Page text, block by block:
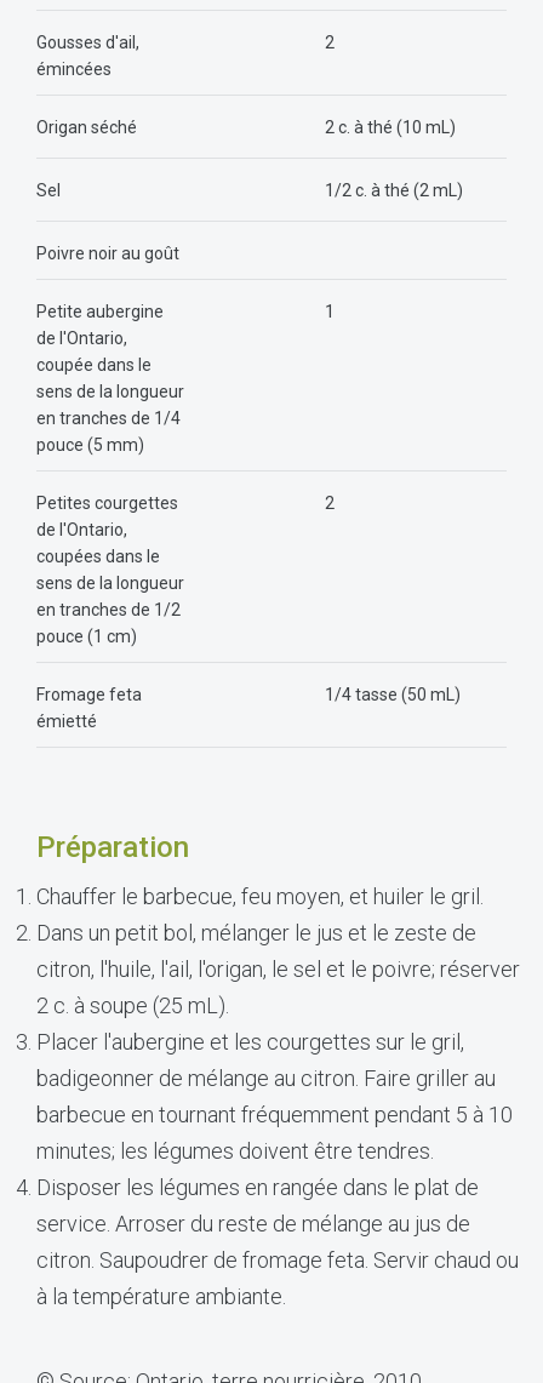
Gousses d'ail,
émincées
2
Origan séché 2 c. à thé (10 mL)
Sel 1/2 c. à thé (2 mL)
Poivre noir au goût
Petite aubergine
de l'Ontario,
coupée dans le
sens de la longueur
en tranches de 1/4
pouce (5 mm)
1
Petites courgettes
de l'Ontario,
coupées dans le
sens de la longueur
en tranches de 1/2
pouce (1 cm)
2
Fromage feta
émietté
1/4 tasse (50 mL)
Préparation
Chauffer le barbecue, feu moyen, et huiler le gril.
Dans un petit bol, mélanger le jus et le zeste de
citron, l'huile, l'ail, l'origan, le sel et le poivre; réserver
2 c. à soupe (25 mL).
Placer l'aubergine et les courgettes sur le gril,
badigeonner de mélange au citron. Faire griller au
barbecue en tournant fréquemment pendant 5 à 10
minutes; les légumes doivent être tendres.
Disposer les légumes en rangée dans le plat de
service. Arroser du reste de mélange au jus de
citron. Saupoudrer de fromage feta. Servir chaud ou
à la température ambiante.